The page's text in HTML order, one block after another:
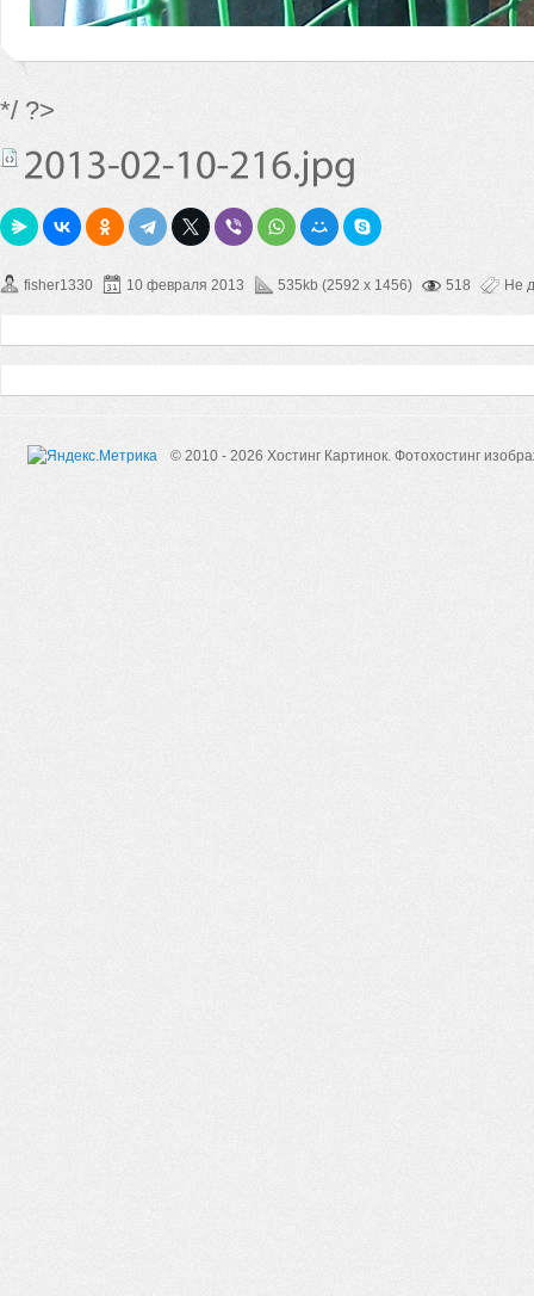
*/ ?>
fisher1330 10 февраля 2013 535kb (2592 x 1456) 518 Не
© 2010 - 2026 Хостинг Картинок. Фотохостинг